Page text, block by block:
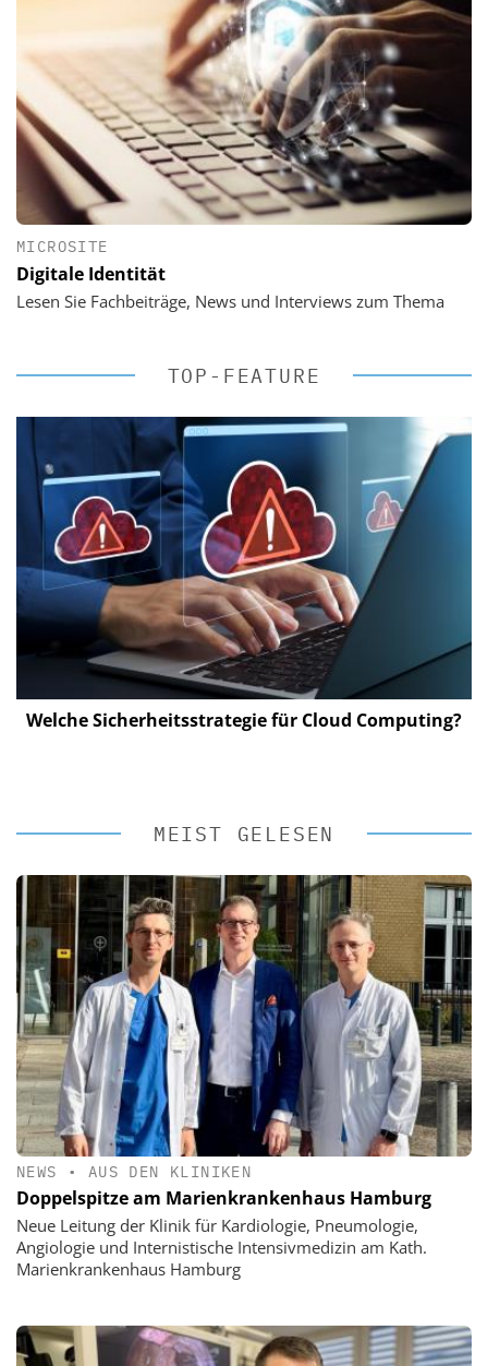
MICROSITE
Digitale Identität
Lesen Sie Fachbeiträge, News und Interviews zum Thema
TOP-FEATURE
Sicherheitsstrategie für Cloud Computing?
MEIST GELESEN
NEWS • AUS DEN KLINIKEN
Doppelspitze am Marienkrankenhaus Hamburg
Neue Leitung der Klinik für Kardiologie, Pneumologie,
Angiologie und Internistische Intensivmedizin am Kath.
Marienkrankenhaus Hamburg